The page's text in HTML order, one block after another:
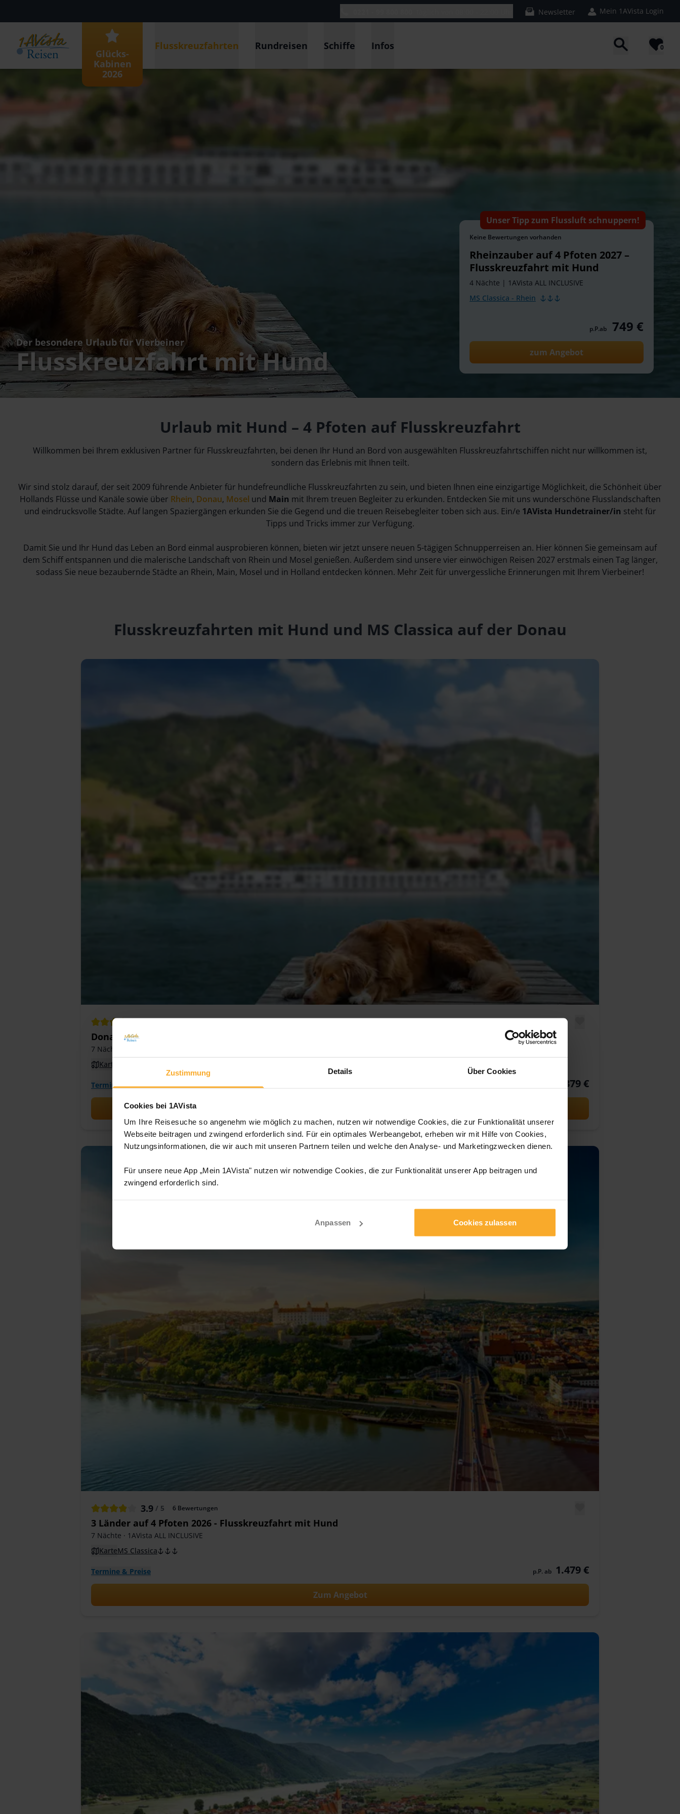
Zustimmung Details Über Cookies
Cookies bei 1AVista
Um Ihre Reisesuche so angenehm wie möglich zu machen, nutzen wir notwendige Cookies, die zur Funktionalität unserer
Webseite beitragen und zwingend erforderlich sind. Für ein optimales Werbeangebot, erheben wir mit Hilfe von Cookies,
Nutzungsinformationen, die wir auch mit unseren Partnern teilen und welche den Analyse- und Marketingzwecken dienen.
Für unsere neue App „Mein 1AVista" nutzen wir notwendige Cookies, die zur Funktionalität unserer App beitragen und
zwingend erforderlich sind.
Anpassen Cookies zulassen
Newsletter Mein 1AVista Login
Glücks-
Kabinen
2026
Flusskreuzfahrten Rundreisen Schiffe Infos 0
Der besondere Urlaub für Vierbeiner
Flusskreuzfahrt mit Hund
Unser Tipp zum Flussluft schnuppern!
Keine Bewertungen vorhanden
Rheinzauber auf 4 Pfoten 2027 –
Flusskreuzfahrt mit Hund
4 Nächte | 1AVista ALL INCLUSIVE
MS Classica - Rhein
p.P.ab 749 €
zum Angebot
Urlaub mit Hund – 4 Pfoten auf Flusskreuzfahrt
Willkommen bei Ihrem exklusiven Partner für Flusskreuzfahrten, bei denen Ihr Hund an Bord von ausgewählten Flusskreuzfahrtschiffen nicht nur willkommen ist,
sondern das Erlebnis mit Ihnen teilt.
Wir sind stolz darauf, der seit 2009 führende Anbieter für hundefreundliche Flusskreuzfahrten zu sein, und bieten Ihnen eine einzigartige Möglichkeit, die Schönheit über
Hollands Flüsse und Kanäle sowie über Rhein, Donau, Mosel und Main mit Ihrem treuen Begleiter zu erkunden. Entdecken Sie mit uns wunderschöne Flusslandschaften
und eindrucksvolle Städte. Auf langen Spaziergängen erkunden Sie die Gegend und die treuen Reisebegleiter toben sich aus. Ein/e 1AVista Hundetrainer/in steht für
Tipps und Tricks immer zur Verfügung.
Damit Sie und Ihr Hund das Leben an Bord einmal ausprobieren können, bieten wir jetzt unsere neuen 5-tägigen Schnupperreisen an. Hier können Sie gemeinsam auf
dem Schiff entspannen und die malerische Landschaft von Rhein und Mosel genießen. Außerdem sind unsere vier einwöchigen Reisen 2027 erstmals einen Tag länger,
sodass Sie neue bezaubernde Städte an Rhein, Main, Mosel und in Holland entdecken können. Mehr Zeit für unvergessliche Erinnerungen mit Ihrem Vierbeiner!
Flusskreuzfahrten mit Hund und MS Classica auf der Donau
4.1 / 5
Donauzauber mit Hund 2026 - Flusskreuzfahrt
7 Nächte
Karte
Termine & Preise 1.379 €
3.9 / 5 6 Bewertungen
3 Länder auf 4 Pfoten 2026 - Flusskreuzfahrt mit Hund
7 Nächte · 1AVista ALL INCLUSIVE
KarteMS Classica
Termine & Preise p.P. ab 1.479 €
Zum Angebot